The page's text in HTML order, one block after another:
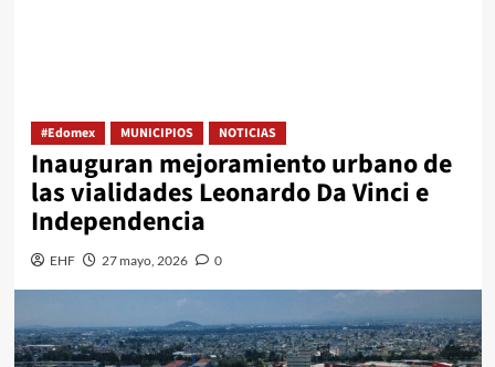
#Edomex MUNICIPIOS NOTICIAS
Inauguran mejoramiento urbano de
las vialidades Leonardo Da Vinci e
Independencia
EHF 27 mayo, 2026 0